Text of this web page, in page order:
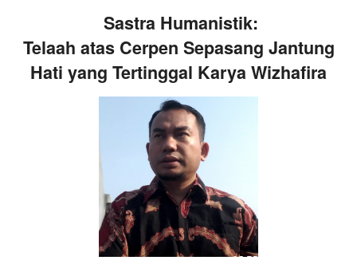
Sastra Humanistik:
Telaah atas Cerpen Sepasang Jantung
Hati yang Tertinggal Karya Wizhafira